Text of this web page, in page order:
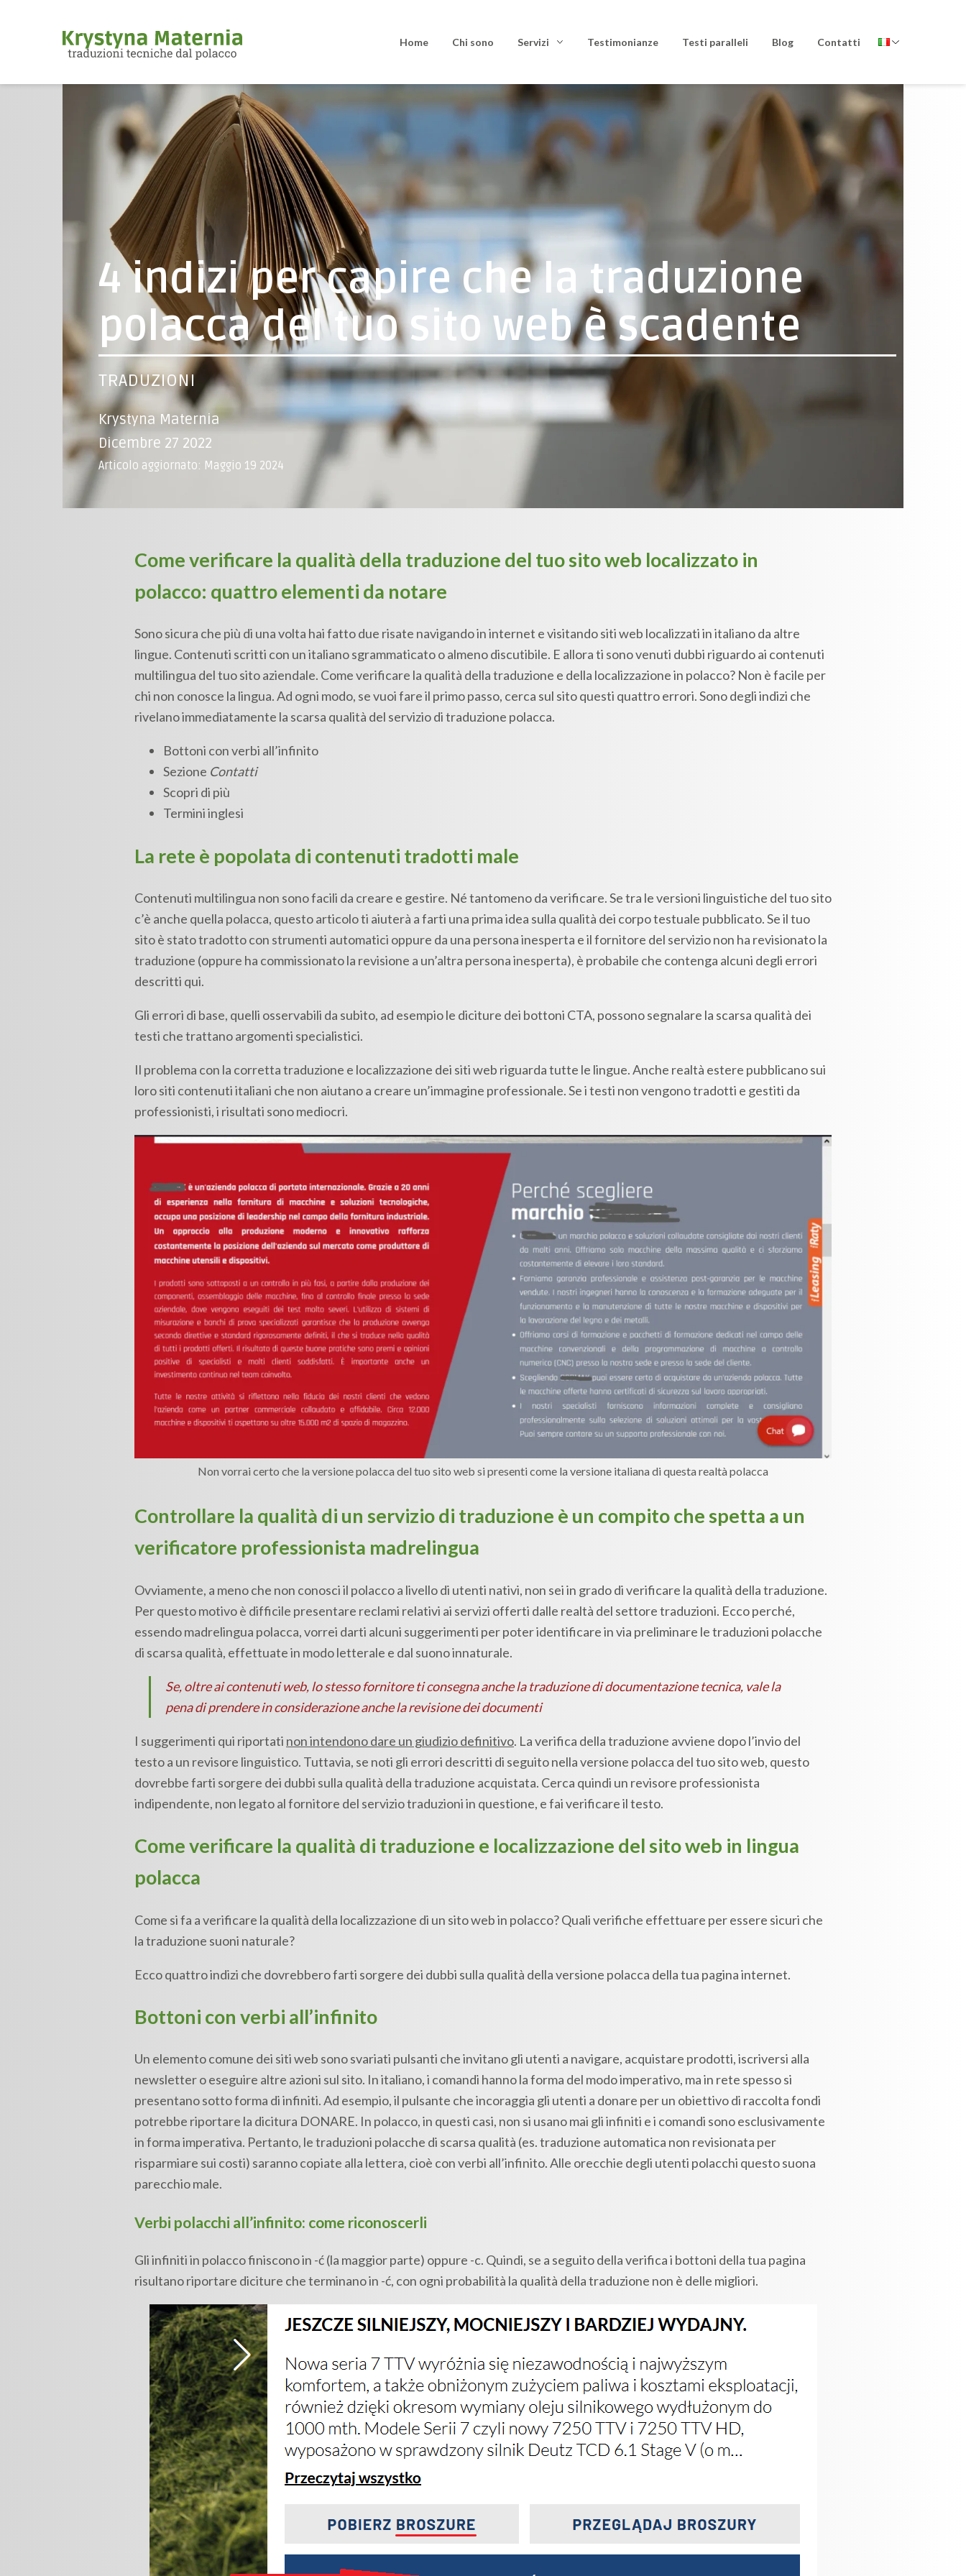
Home Chi sono Servizi Testimonianze Testi paralleli Blog Contatti
4 indizi per capire che la traduzione
polacca del tuo sito web è scadente
TRADUZIONI
Krystyna Maternia
Dicembre 27 2022
Articolo aggiornato: Maggio 19 2024
Come verificare la qualità della traduzione del tuo sito web localizzato in
polacco: quattro elementi da notare
Sono sicura che più di una volta hai fatto due risate navigando in internet e visitando siti web localizzati in italiano da altre
lingue. Contenuti scritti con un italiano sgrammaticato o almeno discutibile. E allora ti sono venuti dubbi riguardo ai contenuti
multilingua del tuo sito aziendale. Come verificare la qualità della traduzione e della localizzazione in polacco? Non è facile per
chi non conosce la lingua. Ad ogni modo, se vuoi fare il primo passo, cerca sul sito questi quattro errori. Sono degli indizi che
rivelano immediatamente la scarsa qualità del servizio di traduzione polacca.
Bottoni con verbi all’infinito
Sezione Contatti
Scopri di più
Termini inglesi
La rete è popolata di contenuti tradotti male
Contenuti multilingua non sono facili da creare e gestire. Né tantomeno da verificare. Se tra le versioni linguistiche del tuo sito
c’è anche quella polacca, questo articolo ti aiuterà a farti una prima idea sulla qualità dei corpo testuale pubblicato. Se il tuo
sito è stato tradotto con strumenti automatici oppure da una persona inesperta e il fornitore del servizio non ha revisionato la
traduzione (oppure ha commissionato la revisione a un’altra persona inesperta), è probabile che contenga alcuni degli errori
descritti qui.
Gli errori di base, quelli osservabili da subito, ad esempio le diciture dei bottoni CTA, possono segnalare la scarsa qualità dei
testi che trattano argomenti specialistici.
Il problema con la corretta traduzione e localizzazione dei siti web riguarda tutte le lingue. Anche realtà estere pubblicano sui
loro siti contenuti italiani che non aiutano a creare un’immagine professionale. Se i testi non vengono tradotti e gestiti da
professionisti, i risultati sono mediocri.
Non vorrai certo che la versione polacca del tuo sito web si presenti come la versione italiana di questa realtà polacca
Controllare la qualità di un servizio di traduzione è un compito che spetta a un
verificatore professionista madrelingua
Ovviamente, a meno che non conosci il polacco a livello di utenti nativi, non sei in grado di verificare la qualità della traduzione.
Per questo motivo è difficile presentare reclami relativi ai servizi offerti dalle realtà del settore traduzioni. Ecco perché,
essendo madrelingua polacca, vorrei darti alcuni suggerimenti per poter identificare in via preliminare le traduzioni polacche
di scarsa qualità, effettuate in modo letterale e dal suono innaturale.
Se, oltre ai contenuti web, lo stesso fornitore ti consegna anche la traduzione di documentazione tecnica, vale la
pena di prendere in considerazione anche la revisione dei documenti
I suggerimenti qui riportati non intendono dare un giudizio definitivo. La verifica della traduzione avviene dopo l’invio del
testo a un revisore linguistico. Tuttavia, se noti gli errori descritti di seguito nella versione polacca del tuo sito web, questo
dovrebbe farti sorgere dei dubbi sulla qualità della traduzione acquistata. Cerca quindi un revisore professionista
indipendente, non legato al fornitore del servizio traduzioni in questione, e fai verificare il testo.
Come verificare la qualità di traduzione e localizzazione del sito web in lingua
polacca
Come si fa a verificare la qualità della localizzazione di un sito web in polacco? Quali verifiche effettuare per essere sicuri che
la traduzione suoni naturale?
Ecco quattro indizi che dovrebbero farti sorgere dei dubbi sulla qualità della versione polacca della tua pagina internet.
Bottoni con verbi all’infinito
Un elemento comune dei siti web sono svariati pulsanti che invitano gli utenti a navigare, acquistare prodotti, iscriversi alla
newsletter o eseguire altre azioni sul sito. In italiano, i comandi hanno la forma del modo imperativo, ma in rete spesso si
presentano sotto forma di infiniti. Ad esempio, il pulsante che incoraggia gli utenti a donare per un obiettivo di raccolta fondi
potrebbe riportare la dicitura DONARE. In polacco, in questi casi, non si usano mai gli infiniti e i comandi sono esclusivamente
in forma imperativa. Pertanto, le traduzioni polacche di scarsa qualità (es. traduzione automatica non revisionata per
risparmiare sui costi) saranno copiate alla lettera, cioè con verbi all’infinito. Alle orecchie degli utenti polacchi questo suona
parecchio male.
Verbi polacchi all’infinito: come riconoscerli
Gli infiniti in polacco finiscono in -ć (la maggior parte) oppure -c. Quindi, se a seguito della verifica i bottoni della tua pagina
risultano riportare diciture che terminano in -ć, con ogni probabilità la qualità della traduzione non è delle migliori.